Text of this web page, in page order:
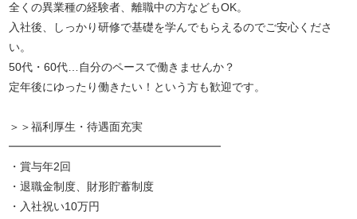
全くの異業種の経験者、離職中の方などもOK。
入社後、しっかり研修で基礎を学んでもらえるのでご安心くださ
い。
50代・60代…自分のペースで働きませんか？
定年後にゆったり働きたい！という方も歓迎です。
＞＞福利厚生・待遇面充実
━━━━━━━━━━━━━━━━━━━
・賞与年2回
・退職金制度、財形貯蓄制度
・入社祝い10万円